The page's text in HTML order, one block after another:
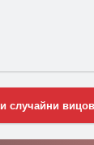
случайни